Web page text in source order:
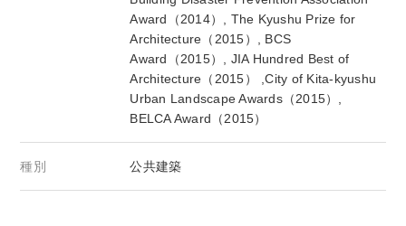
Award（2014）, The Kyushu Prize for
Architecture（2015）, BCS
Award（2015）, JIA Hundred Best of
Architecture（2015） ,City of Kita-kyushu
Urban Landscape Awards（2015）,
BELCA Award（2015）
種別 公共建築